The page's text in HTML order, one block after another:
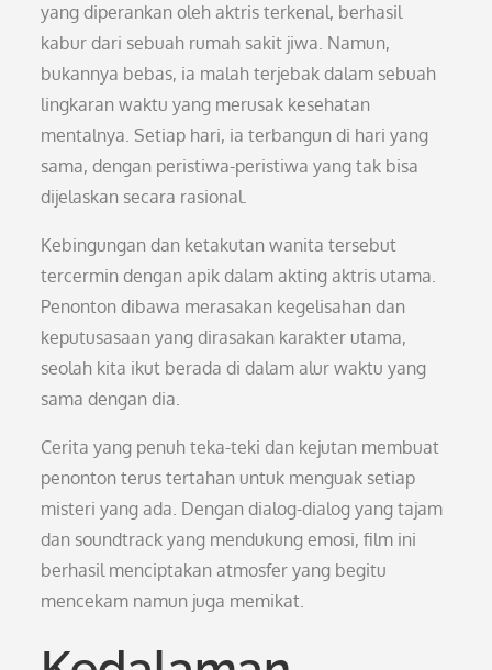
yang diperankan oleh aktris terkenal, berhasil
kabur dari sebuah rumah sakit jiwa. Namun,
bukannya bebas, ia malah terjebak dalam sebuah
lingkaran waktu yang merusak kesehatan
mentalnya. Setiap hari, ia terbangun di hari yang
sama, dengan peristiwa-peristiwa yang tak bisa
dijelaskan secara rasional.
Kebingungan dan ketakutan wanita tersebut
tercermin dengan apik dalam akting aktris utama.
Penonton dibawa merasakan kegelisahan dan
keputusasaan yang dirasakan karakter utama,
seolah kita ikut berada di dalam alur waktu yang
sama dengan dia.
Cerita yang penuh teka-teki dan kejutan membuat
penonton terus tertahan untuk menguak setiap
misteri yang ada. Dengan dialog-dialog yang tajam
dan soundtrack yang mendukung emosi, film ini
berhasil menciptakan atmosfer yang begitu
mencekam namun juga memikat.